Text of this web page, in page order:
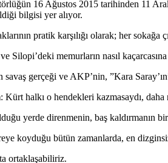
16 Ağustos 2015 tarihinden 11
bilgisi yer alıyor.
pratik karşılığı olarak; her sokağa
Silopi’deki memurların nasıl
savaş gerçeği ve AKP’nin, ”Kara
halkı o hendekleri kazmasaydı, daha
yerde direnmenin, baş kaldırmanın
koyduğu bütün zamanlarda, en
ortaklaşabiliriz.